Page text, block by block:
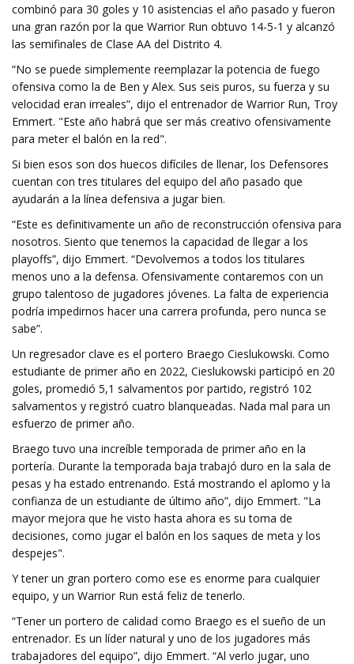
combinó para 30 goles y 10 asistencias el año pasado y fueron
una gran razón por la que Warrior Run obtuvo 14-5-1 y alcanzó
las semifinales de Clase AA del Distrito 4.
“No se puede simplemente reemplazar la potencia de fuego
ofensiva como la de Ben y Alex. Sus seis puros, su fuerza y ​​su
velocidad eran irreales”, dijo el entrenador de Warrior Run, Troy
Emmert. "Este año habrá que ser más creativo ofensivamente
para meter el balón en la red".
Si bien esos son dos huecos difíciles de llenar, los Defensores
cuentan con tres titulares del equipo del año pasado que
ayudarán a la línea defensiva a jugar bien.
“Este es definitivamente un año de reconstrucción ofensiva para
nosotros. Siento que tenemos la capacidad de llegar a los
playoffs”, dijo Emmert. “Devolvemos a todos los titulares
menos uno a la defensa. Ofensivamente contaremos con un
grupo talentoso de jugadores jóvenes. La falta de experiencia
podría impedirnos hacer una carrera profunda, pero nunca se
sabe”.
Un regresador clave es el portero Braego Cieslukowski. Como
estudiante de primer año en 2022, Cieslukowski participó en 20
goles, promedió 5,1 salvamentos por partido, registró 102
salvamentos y registró cuatro blanqueadas. Nada mal para un
esfuerzo de primer año.
Braego tuvo una increíble temporada de primer año en la
portería. Durante la temporada baja trabajó duro en la sala de
pesas y ha estado entrenando. Está mostrando el aplomo y la
confianza de un estudiante de último año”, dijo Emmert. "La
mayor mejora que he visto hasta ahora es su toma de
decisiones, como jugar el balón en los saques de meta y los
despejes".
Y tener un gran portero como ese es enorme para cualquier
equipo, y un Warrior Run está feliz de tenerlo.
“Tener un portero de calidad como Braego es el sueño de un
entrenador. Es un líder natural y uno de los jugadores más
trabajadores del equipo”, dijo Emmert. “Al verlo jugar, uno